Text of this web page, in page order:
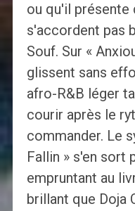
ou qu'il présente
s'accordent pas
Souf. Sur «
glissent sans
afro-R&B léger
courir après le
commander. Le
Fallin » s'en sort
empruntant au
brillant que Doja